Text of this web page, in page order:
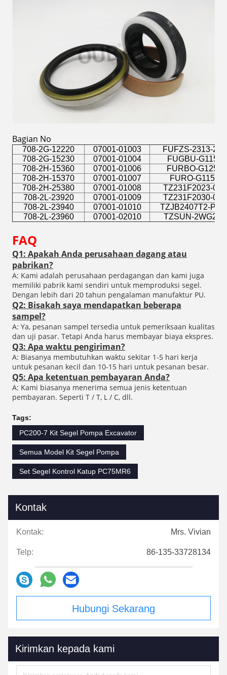
Bagian No
708-2G-12220 07001-01003
FUFZS-2313-28
708-2G-15230
07001-01004
FUGBU-G115
708-2H-15360
07001-01006
FURBO-G125
708-2H-15370
07001-01007
FURO-G115
708-2H-25380
07001-01008
TZ231F2023-00
708-2L-23920
07001-01009
TZ231F2030-00
708-2L-23940
07001-01010
TZJB2407T2-P14
708-2L-23960
07001-02010 TZSUN-2WG28
FAQ
Q1: Apakah Anda perusahaan dagang atau
pabrikan?
A: Kami adalah perusahaan perdagangan dan kami juga
memiliki pabrik kami sendiri untuk memproduksi segel.
Dengan lebih dari 20 tahun pengalaman manufaktur PU.
Q2: Bisakah saya mendapatkan beberapa
sampel?
A: Ya, pesanan sampel tersedia untuk pemeriksaan kualitas
dan uji pasar. Tetapi Anda harus membayar biaya ekspres.
Q3: Apa waktu pengiriman?
A: Biasanya membutuhkan waktu sekitar 1-5 hari kerja
untuk pesanan kecil dan 10-15 hari untuk pesanan besar.
Q5: Apa ketentuan pembayaran Anda?
A: Kami biasanya menerima semua jenis ketentuan
pembayaran. Seperti T / T, L / C, dll.
Tags:
PC200-7 Kit Segel Pompa Excavator
Semua Model Kit Segel Pompa
Set Segel Kontrol Katup PC75MR6
Kontak
Kontak: Mrs. Vivian
Telp: 86-135-33728134
Hubungi Sekarang
Kirimkan kepada kami